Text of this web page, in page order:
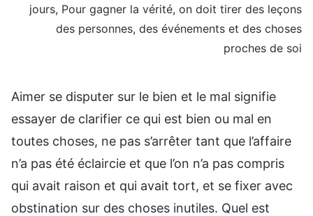
jours, Pour gagner la vérité, on doit tirer des leçons
des personnes, des événements et des choses
proches de soi
Aimer se disputer sur le bien et le mal signifie
essayer de clarifier ce qui est bien ou mal en
toutes choses, ne pas s’arrêter tant que l’affaire
n’a pas été éclaircie et que l’on n’a pas compris
qui avait raison et qui avait tort, et se fixer avec
obstination sur des choses inutiles. Quel est